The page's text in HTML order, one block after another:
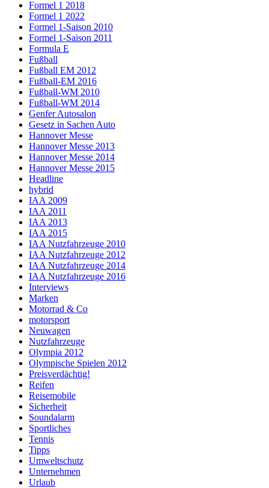
Formel 1 2018
Formel 1 2022
Formel 1-Saison 2010
Formel 1-Saison 2011
Formula E
Fußball
Fußball EM 2012
Fußball-EM 2016
Fußball-WM 2010
Fußball-WM 2014
Genfer Autosalon
Gesetz in Sachen Auto
Hannover Messe
Hannover Messe 2013
Hannover Messe 2014
Hannover Messe 2015
Headline
hybrid
IAA 2009
IAA 2011
IAA 2013
IAA 2015
IAA Nutzfahrzeuge 2010
IAA Nutzfahrzeuge 2012
IAA Nutzfahrzeuge 2014
IAA Nutzfahrzeuge 2016
Interviews
Marken
Motorrad & Co
motorsport
Neuwagen
Nutzfahrzeuge
Olympia 2012
Olympische Spielen 2012
Preisverdächtig!
Reifen
Reisemobile
Sicherheit
Soundalarm
Sportliches
Tennis
Tipps
Umweltschutz
Unternehmen
Urlaub